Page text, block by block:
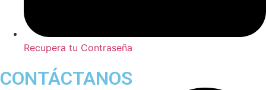
Recupera tu Contraseña
CONTÁCTANOS